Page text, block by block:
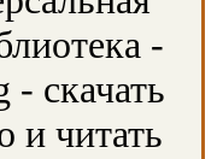
-
скачать
и читать